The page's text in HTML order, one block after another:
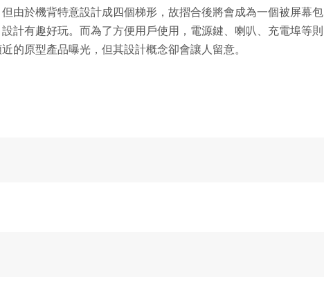
由於機背特意設計成四個梯形，故摺合後將會成為一個被屏幕包
計有趣好玩。而為了方便用戶使用，電源鍵、喇叭、充電埠等則
的原型產品曝光，但其設計概念卻會讓人留意。